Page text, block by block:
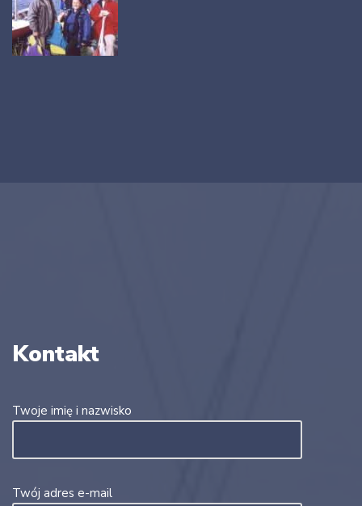
Kontakt
Twoje imię i nazwisko
Twój adres e-mail